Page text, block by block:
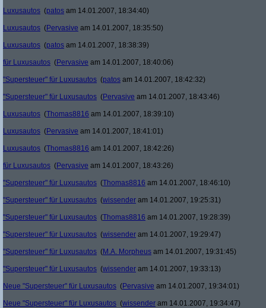
Luxusautos (patos am 14.01.2007, 18:34:40)
Luxusautos (Pervasive am 14.01.2007, 18:35:50)
Luxusautos (patos am 14.01.2007, 18:38:39)
für Luxusautos (Pervasive am 14.01.2007, 18:40:06)
"Supersteuer" für Luxusautos (patos am 14.01.2007, 18:42:32)
"Supersteuer" für Luxusautos (Pervasive am 14.01.2007, 18:43:46)
Luxusautos (Thomas8816 am 14.01.2007, 18:39:10)
Luxusautos (Pervasive am 14.01.2007, 18:41:01)
Luxusautos (Thomas8816 am 14.01.2007, 18:42:26)
für Luxusautos (Pervasive am 14.01.2007, 18:43:26)
"Supersteuer" für Luxusautos (Thomas8816 am 14.01.2007, 18:46:10)
"Supersteuer" für Luxusautos (wissender am 14.01.2007, 19:25:31)
"Supersteuer" für Luxusautos (Thomas8816 am 14.01.2007, 19:28:39)
"Supersteuer" für Luxusautos (wissender am 14.01.2007, 19:29:47)
"Supersteuer" für Luxusautos (M.A. Morpheus am 14.01.2007, 19:31:45)
"Supersteuer" für Luxusautos (wissender am 14.01.2007, 19:33:13)
Neue "Supersteuer" für Luxusautos (Pervasive am 14.01.2007, 19:34:01)
Neue "Supersteuer" für Luxusautos (wissender am 14.01.2007, 19:34:47)